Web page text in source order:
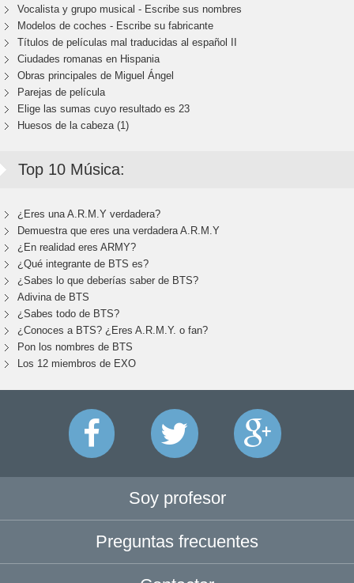
Vocalista y grupo musical - Escribe sus nombres
Modelos de coches - Escribe su fabricante
Títulos de películas mal traducidas al español II
Ciudades romanas en Hispania
Obras principales de Miguel Ángel
Parejas de película
Elige las sumas cuyo resultado es 23
Huesos de la cabeza (1)
Top 10 Música:
¿Eres una A.R.M.Y verdadera?
Demuestra que eres una verdadera A.R.M.Y
¿En realidad eres ARMY?
¿Qué integrante de BTS es?
¿Sabes lo que deberías saber de BTS?
Adivina de BTS
¿Sabes todo de BTS?
¿Conoces a BTS? ¿Eres A.R.M.Y. o fan?
Pon los nombres de BTS
Los 12 miembros de EXO
Soy profesor
Preguntas frecuentes